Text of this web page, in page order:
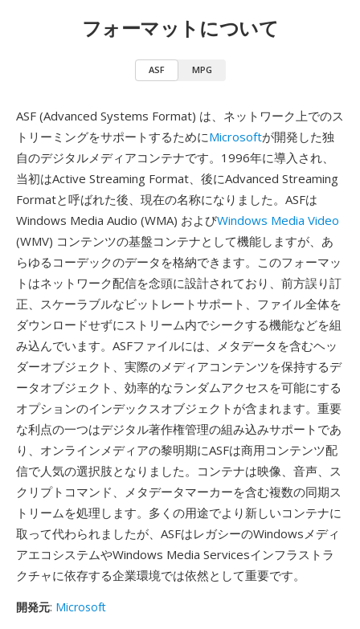
フォーマットについて
ASF MPG
ASF (Advanced Systems Format) は、ネットワーク上でのス
トリーミングをサポートするためにMicrosoftが開発した独
自のデジタルメディアコンテナです。1996年に導入され、
当初はActive Streaming Format、後にAdvanced Streaming
Formatと呼ばれた後、現在の名称になりました。ASFは
Windows Media Audio (WMA) およびWindows Media Video
(WMV) コンテンツの基盤コンテナとして機能しますが、あ
らゆるコーデックのデータを格納できます。このフォーマッ
トはネットワーク配信を念頭に設計されており、前方誤り訂
正、スケーラブルなビットレートサポート、ファイル全体を
ダウンロードせずにストリーム内でシークする機能などを組
み込んでいます。ASFファイルには、メタデータを含むヘッ
ダーオブジェクト、実際のメディアコンテンツを保持するデ
ータオブジェクト、効率的なランダムアクセスを可能にする
オプションのインデックスオブジェクトが含まれます。重要
な利点の一つはデジタル著作権管理の組み込みサポートであ
り、オンラインメディアの黎明期にASFは商用コンテンツ配
信で人気の選択肢となりました。コンテナは映像、音声、ス
クリプトコマンド、メタデータマーカーを含む複数の同期ス
トリームを処理します。多くの用途でより新しいコンテナに
取って代わられましたが、ASFはレガシーのWindowsメディ
アエコシステムやWindows Media Servicesインフラストラ
クチャに依存する企業環境では依然として重要です。
開発元: Microsoft